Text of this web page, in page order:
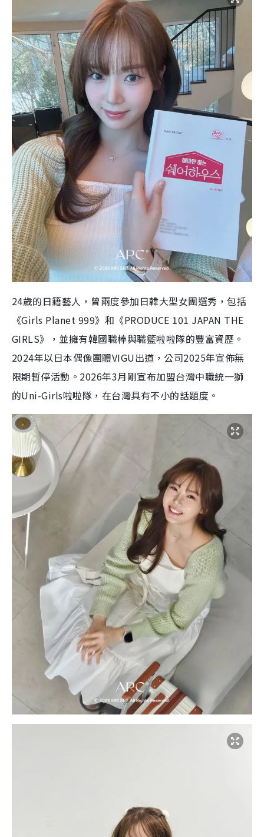
24歲的日籍藝人，曾兩度參加日韓大型女團選秀，包括
《Girls Planet 999》和《PRODUCE 101 JAPAN THE
GIRLS》，並擁有韓國職棒與職籃啦啦隊的豐富資歷。
2024年以日本偶像團體VIGU出道，公司2025年宣佈無
限期暫停活動。2026年3月剛宣布加盟台灣中職統一獅
的Uni-Girls啦啦隊，在台灣具有不小的話題度。